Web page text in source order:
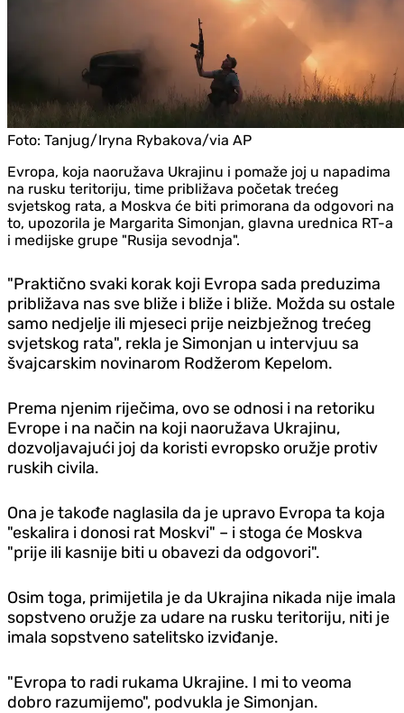
Foto: Tanjug/Iryna Rybakova/via AP
Evropa, koja naoružava Ukrajinu i pomaže joj u napadima
na rusku teritoriju, time približava početak trećeg
svjetskog rata, a Moskva će biti primorana da odgovori na
to, upozorila je Margarita Simonjan, glavna urednica RT-a
i medijske grupe "Rusija sevodnja".
"Praktično svaki korak koji Evropa sada preduzima
približava nas sve bliže i bliže i bliže. Možda su ostale
samo nedjelje ili mjeseci prije neizbježnog trećeg
svjetskog rata", rekla je Simonjan u intervjuu sa
švajcarskim novinarom Rodžerom Kepelom.
Prema njenim riječima, ovo se odnosi i na retoriku
Evrope i na način na koji naoružava Ukrajinu,
dozvoljavajući joj da koristi evropsko oružje protiv
ruskih civila.
Ona je takođe naglasila da je upravo Evropa ta koja
"eskalira i donosi rat Moskvi" – i stoga će Moskva
"prije ili kasnije biti u obavezi da odgovori".
Osim toga, primijetila je da Ukrajina nikada nije imala
sopstveno oružje za udare na rusku teritoriju, niti je
imala sopstveno satelitsko izviđanje.
"Evropa to radi rukama Ukrajine. I mi to veoma
dobro razumijemo", podvukla je Simonjan.